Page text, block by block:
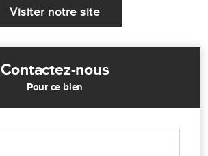
Visiter notre site
Contactez-nous
Pour ce bien